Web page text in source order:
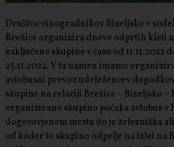
Društvo vinogradnikov Bizeljsko v
Brežice organizira dneve odprtih kleti
zaključene skupine v času od 11.11.2022
25.11.2022. V ta namen imamo
avtobusni prevoz udeležencev
skupine na relaciji Brežice – Bizeljsko –
organizirano skupino počaka avtobus v
dogovorjenem mestu (to je železniška
od koder to skupino odpelje na izlet na